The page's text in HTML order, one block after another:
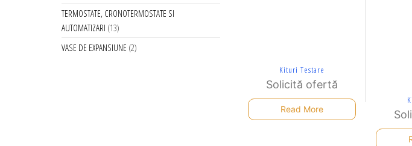
Kituri Testare
Solicită ofertă
Read More
TERMOSTATE, CRONOTERMOSTATE SI
AUTOMATIZARI 13
VASE DE EXPANSIUNE 2